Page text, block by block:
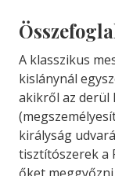
A klasszikus
kislánynál
akikről az derül
királyság
tisztítószerek a